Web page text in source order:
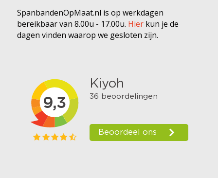
SpanbandenOpMaat.nl is op werkdagen
bereikbaar van 8.00u - 17.00u. Hier kun je de
dagen vinden waarop we gesloten zijn.